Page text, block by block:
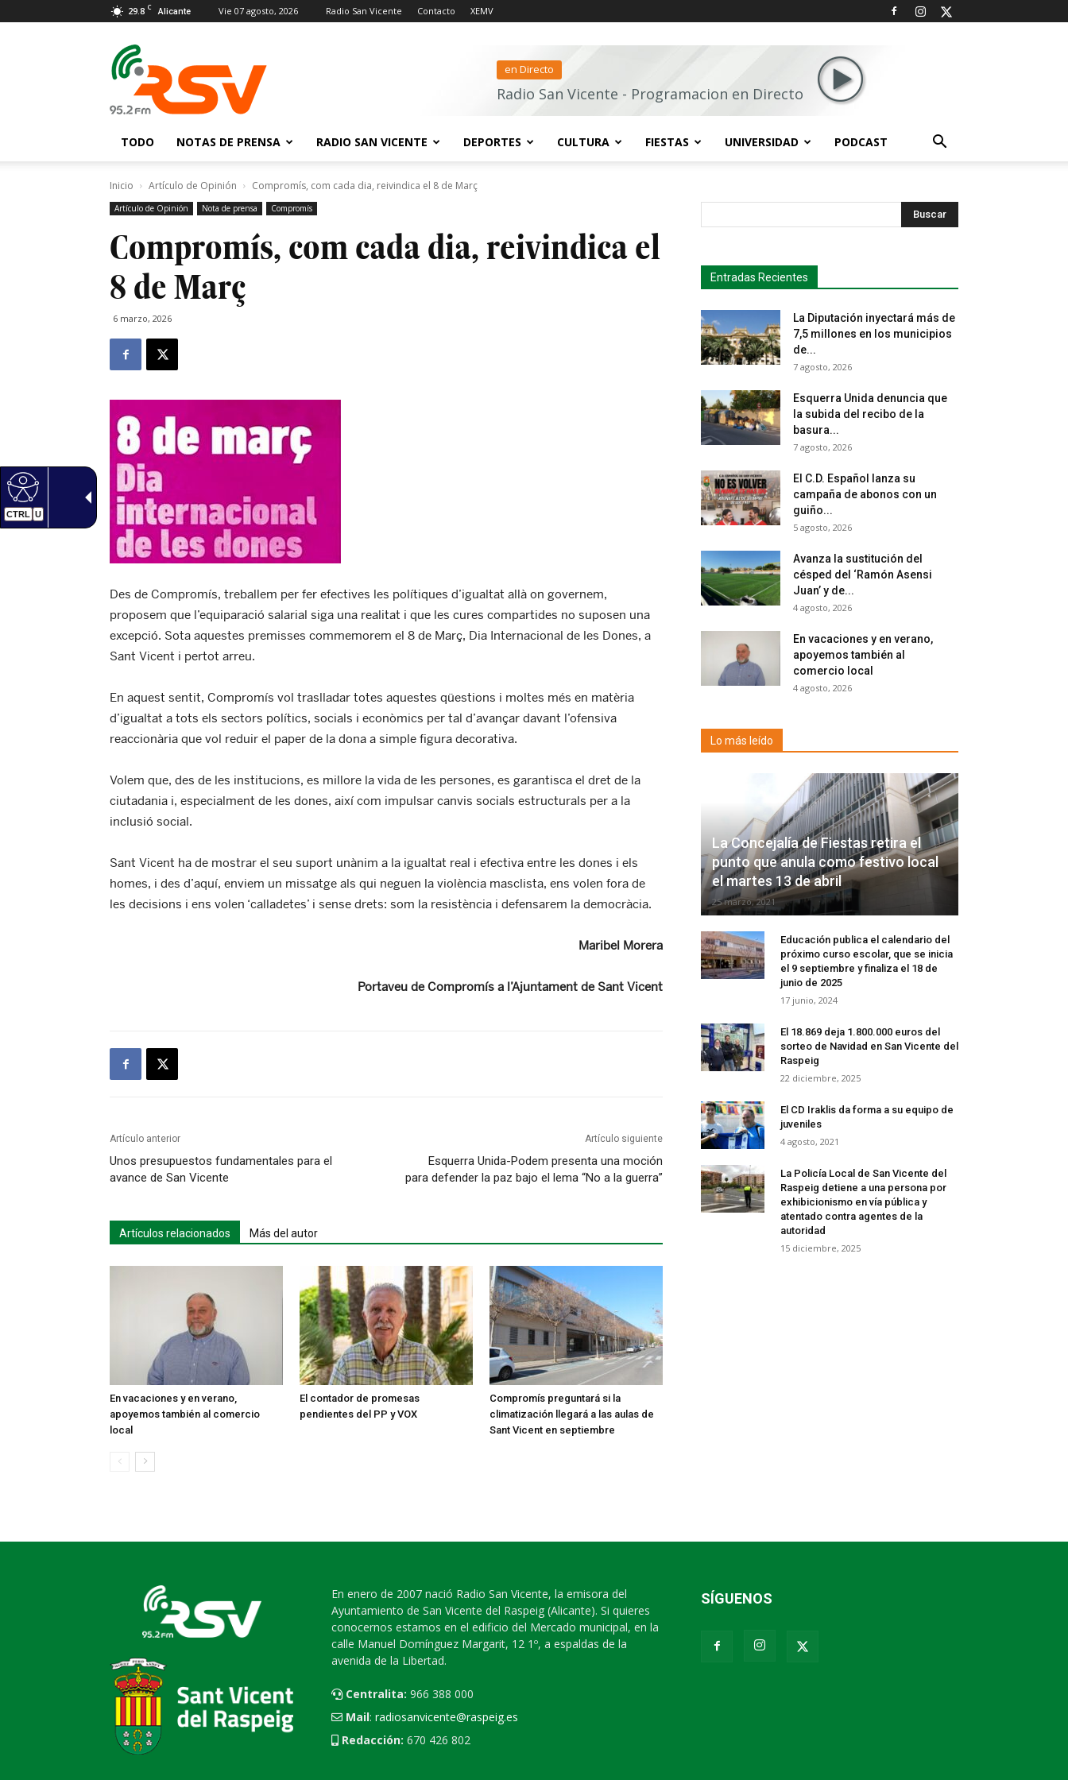
CTRL U
29.8 C Alicante Vie 07 agosto, 2026 Radio San Vicente Contacto XEMV
San
Vicente
en Directo
Radio San Vicente - Programacion en Directo
TODO NOTAS DE PRENSA RADIO SAN VICENTE DEPORTES CULTURA FIESTAS UNIVERSIDAD PODCAST
Inicio Artículo de Opinión Compromís, com cada dia, reivindica el 8 de Març
Artículo de Opinión Nota de prensa Compromís
Compromís, com cada dia, reivindica el
8 de Març
6 marzo, 2026
Des de Compromís, treballem per fer efectives les polítiques d’igualtat allà on governem,
proposem que l’equiparació salarial siga una realitat i que les cures compartides no suposen una
excepció. Sota aquestes premisses commemorem el 8 de Març, Dia Internacional de les Dones, a
Sant Vicent i pertot arreu.
En aquest sentit, Compromís vol traslladar totes aquestes qüestions i moltes més en matèria
d’igualtat a tots els sectors polítics, socials i econòmics per tal d’avançar davant l’ofensiva
reaccionària que vol reduir el paper de la dona a simple figura decorativa.
Volem que, des de les institucions, es millore la vida de les persones, es garantisca el dret de la
ciutadania i, especialment de les dones, així com impulsar canvis socials estructurals per a la
inclusió social.
Sant Vicent ha de mostrar el seu suport unànim a la igualtat real i efectiva entre les dones i els
homes, i des d’aquí, enviem un missatge als qui neguen la violència masclista, ens volen fora de
les decisions i ens volen ‘calladetes’ i sense drets: som la resistència i defensarem la democràcia.
Maribel Morera
Portaveu de Compromís a l’Ajuntament de Sant Vicent
Artículo anterior
Unos presupuestos fundamentales para el
avance de San Vicente
Artículo siguiente
Esquerra Unida-Podem presenta una moción
para defender la paz bajo el lema “No a la guerra”
Artículos relacionados Más del autor
En vacaciones y en verano,
apoyemos también al comercio
local
El contador de promesas
pendientes del PP y VOX
Compromís preguntará si la
climatización llegará a las aulas de
Sant Vicent en septiembre
Buscar
Entradas Recientes
La Diputación inyectará más de
7,5 millones en los municipios
de...
7 agosto, 2026
Esquerra Unida denuncia que
la subida del recibo de la
basura...
7 agosto, 2026
El C.D. Español lanza su
campaña de abonos con un
guiño...
5 agosto, 2026
Avanza la sustitución del
césped del ‘Ramón Asensi
Juan’ y de...
4 agosto, 2026
En vacaciones y en verano,
apoyemos también al
comercio local
4 agosto, 2026
Lo más leído
La Concejalía de Fiestas retira el
punto que anula como festivo local
el martes 13 de abril
25 marzo, 2021
Educación publica el calendario del
próximo curso escolar, que se inicia
el 9 septiembre y finaliza el 18 de
junio de 2025
17 junio, 2024
El 18.869 deja 1.800.000 euros del
sorteo de Navidad en San Vicente del
Raspeig
22 diciembre, 2025
El CD Iraklis da forma a su equipo de
juveniles
4 agosto, 2021
La Policía Local de San Vicente del
Raspeig detiene a una persona por
exhibicionismo en vía pública y
atentado contra agentes de la
autoridad
15 diciembre, 2025
En enero de 2007 nació Radio San Vicente, la emisora del
Ayuntamiento de San Vicente del Raspeig (Alicante). Si quieres
conocernos estamos en el edificio del Mercado municipal, en la
calle Manuel Domínguez Margarit, 12 1º, a espaldas de la
avenida de la Libertad.
Centralita: 966 388 000
Mail: radiosanvicente@raspeig.es
Redacción: 670 426 802
SÍGUENOS